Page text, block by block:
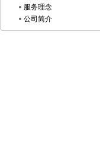
服务理念
公司简介